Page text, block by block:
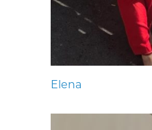
Elena